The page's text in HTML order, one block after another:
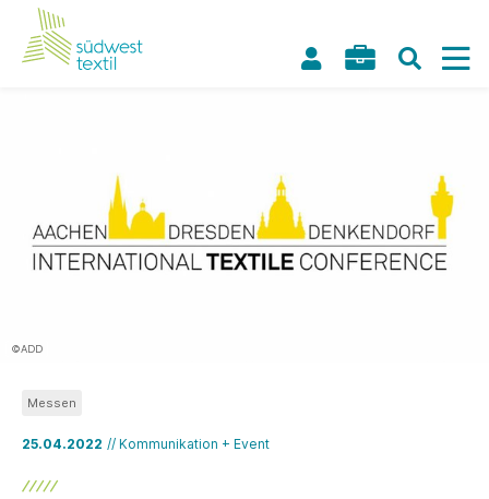
©ADD
25.04.2022 // Kommunikation + Event
Messen